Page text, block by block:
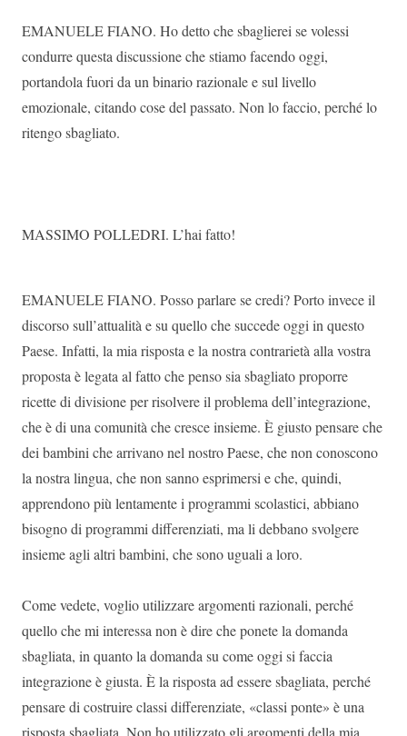
EMANUELE FIANO. Ho detto che sbaglierei se volessi
condurre questa discussione che stiamo facendo oggi,
portandola fuori da un binario razionale e sul livello
emozionale, citando cose del passato. Non lo faccio, perché lo
ritengo sbagliato.
MASSIMO POLLEDRI. L’hai fatto!
EMANUELE FIANO. Posso parlare se credi? Porto invece il
discorso sull’attualità e su quello che succede oggi in questo
Paese. Infatti, la mia risposta e la nostra contrarietà alla vostra
proposta è legata al fatto che penso sia sbagliato proporre
ricette di divisione per risolvere il problema dell’integrazione,
che è di una comunità che cresce insieme. È giusto pensare che
dei bambini che arrivano nel nostro Paese, che non conoscono
la nostra lingua, che non sanno esprimersi e che, quindi,
apprendono più lentamente i programmi scolastici, abbiano
bisogno di programmi differenziati, ma li debbano svolgere
insieme agli altri bambini, che sono uguali a loro.
Come vedete, voglio utilizzare argomenti razionali, perché
quello che mi interessa non è dire che ponete la domanda
sbagliata, in quanto la domanda su come oggi si faccia
integrazione è giusta. È la risposta ad essere sbagliata, perché
pensare di costruire classi differenziate, «classi ponte» è una
risposta sbagliata. Non ho utilizzato gli argomenti della mia